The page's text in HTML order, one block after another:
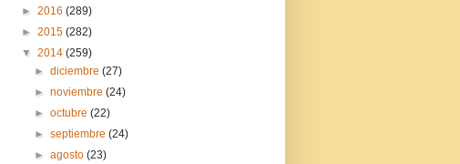
► 2016 (289)
► 2015 (282)
▼ 2014 (259)
►diciembre(27)
►noviembre(24)
►octubre(22)
►septiembre(24)
►agosto(23)